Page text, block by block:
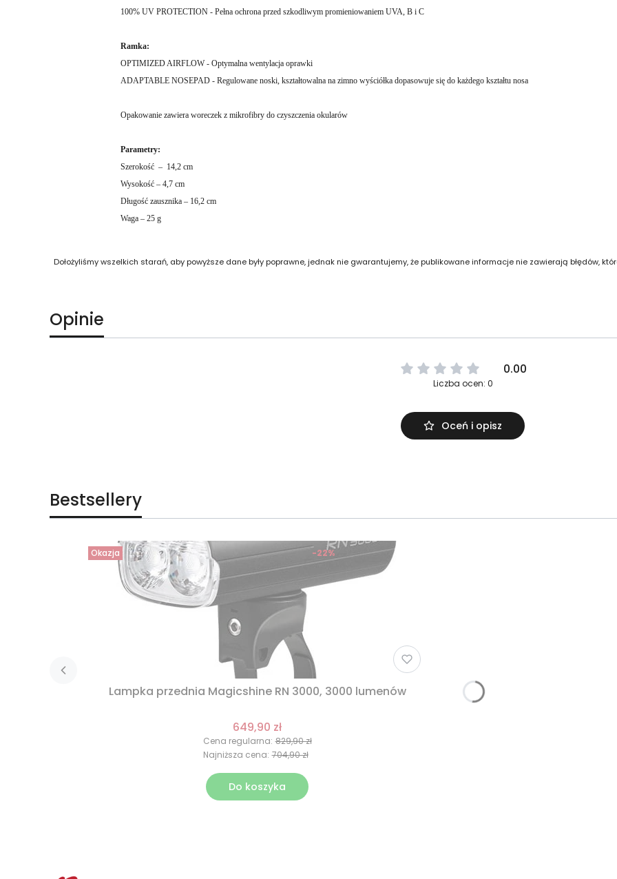
100% UV PROTECTION - Pełna ochrona przed szkodliwympromieniowaniem UVA, B i C
Ramka:
OPTIMIZED AIRFLOW - Optymalna wentylacja oprawki
ADAPTABLE NOSEPAD - Regulowane noski, kształtowalna na zimno wyściółka dopasowuje się do każdego kształtu nosa
Opakowanie zawiera woreczek z mikrofibry do czyszczenia okularów
Parametry:
Szerokość – 14,2 cm
Wysokość – 4,7 cm
Długość zausznika – 16,2 cm
Waga – 25 g
Dołożyliśmy wszelkich starań, aby powyższe dane były poprawne, jednak nie gwarantujemy, że publikowane informacje nie zawierają błędów,
Opinie
0.00
Liczba ocen: 0
Oceń i opisz
Bestsellery
Okazja
Lampka przednia Magicshine RN 3000, 3000 lumenów
649,90 zł
Cena regularna: 829,90 zł
-22%
Najniższa cena: 704,90 zł
Do koszyka